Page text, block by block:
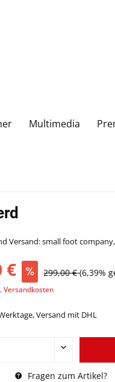
Multimedia
Versand: small foot
€ 299,00 €(6,39%
Versandkosten
Versand mit DHL
Fragen zum Artikel?